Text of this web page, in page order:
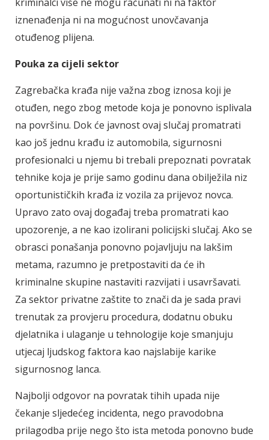
iznenađenja ni na mogućnost unovčavanja
otuđenog plijena.
Pouka za cijeli sektor
Zagrebačka krađa nije važna zbog iznosa koji je
otuđen, nego zbog metode koja je ponovno isplivala
na površinu. Dok će javnost ovaj slučaj promatrati
kao još jednu krađu iz automobila, sigurnosni
profesionalci u njemu bi trebali prepoznati povratak
tehnike koja je prije samo godinu dana obilježila niz
oportunističkih krađa iz vozila za prijevoz novca.
Upravo zato ovaj događaj treba promatrati kao
upozorenje, a ne kao izolirani policijski slučaj. Ako se
obrasci ponašanja ponovno pojavljuju na lakšim
metama, razumno je pretpostaviti da će ih
kriminalne skupine nastaviti razvijati i usavršavati.
Za sektor privatne zaštite to znači da je sada pravi
trenutak za provjeru procedura, dodatnu obuku
djelatnika i ulaganje u tehnologije koje smanjuju
utjecaj ljudskog faktora kao najslabije karike
sigurnosnog lanca.
Najbolji odgovor na povratak tihih upada nije
čekanje sljedećeg incidenta, nego pravodobna
prilagodba prije nego što ista metoda ponovno bude